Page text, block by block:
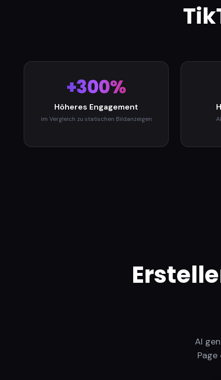
+300%
Höheres Engagement
im Vergleich zu statischen Bildanzeigen
AI